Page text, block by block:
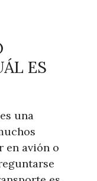
ES
una
en avión o